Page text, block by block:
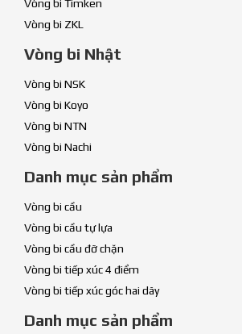
Vòng bi Timken
Vòng bi ZKL
Vòng bi Nhật
Vòng bi NSK
Vòng bi Koyo
Vòng bi NTN
Vòng bi Nachi
Danh mục sản phẩm
Vòng bi cầu
Vòng bi cầu tự lựa
Vòng bi cầu đỡ chặn
Vòng bi tiếp xúc 4 điểm
Vòng bi tiếp xúc góc hai dãy
Danh mục sản phẩm